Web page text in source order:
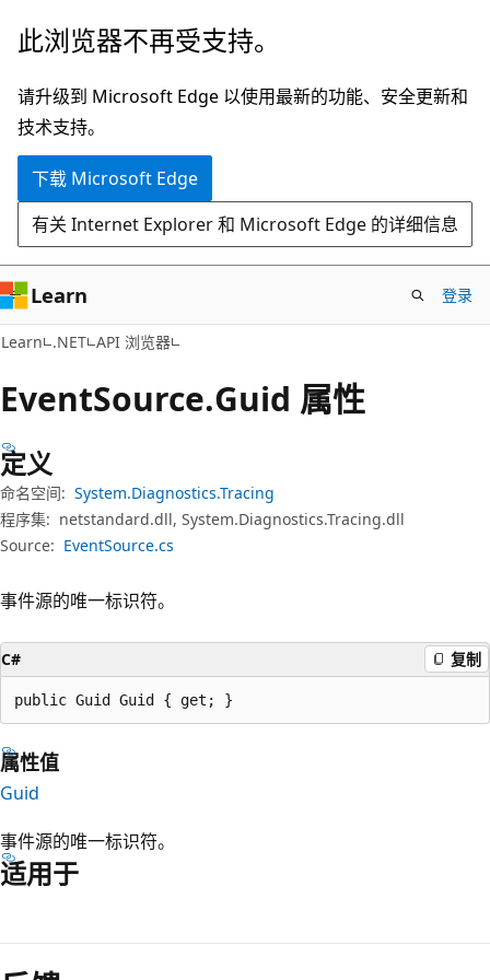
跳
主
要
内
跳
页
内
导
此浏览器不再受支持。
请升级到 Microsoft Edge 以使用最新的功能、安全更新和
技术支持。
下载 Microsoft Edge
有关 Internet Explorer 和 Microsoft Edge 的详细信息
Learn 登录
Learn .NET API 浏览器
EventSource.Guid 属性
定义
命名空间: System.Diagnostics.Tracing
程序集: netstandard.dll, System.Diagnostics.Tracing.dll
Source: EventSource.cs
事件源的唯一标识符。
C# 复制
public Guid Guid { get; }
属性值
Guid
事件源的唯一标识符。
适用于
读